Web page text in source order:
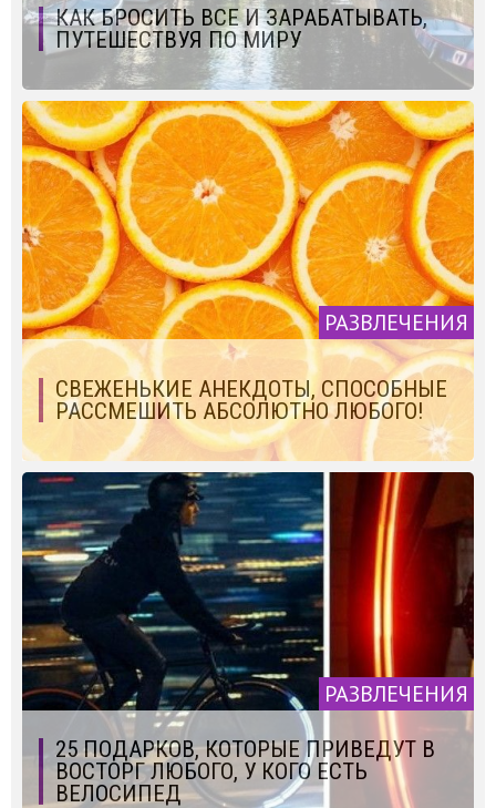
КАК БРОСИТЬ ВСЕ И ЗАРАБАТЫВАТЬ,
ПУТЕШЕСТВУЯ ПО МИРУ
РАЗВЛЕЧЕНИЯ
СВЕЖЕНЬКИЕ АНЕКДОТЫ, СПОСОБНЫЕ
РАССМЕШИТЬ АБСОЛЮТНО ЛЮБОГО!
РАЗВЛЕЧЕНИЯ
25 ПОДАРКОВ, КОТОРЫЕ ПРИВЕДУТ В
ВОСТОРГ ЛЮБОГО, У КОГО ЕСТЬ
ВЕЛОСИПЕД